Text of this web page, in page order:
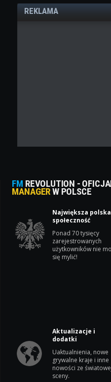
REKLAMA
FM REVOLUTION -
MANAGERW POLSCE
Największa polska
społeczność
Ponad 70 tysięcy
zarejestrowanych
użytkowników nie
się mylić!
Aktualizacje i
dodatki
Uaktualnienia, nowe
grywalne kraje i inne
nowości ze
sceny.